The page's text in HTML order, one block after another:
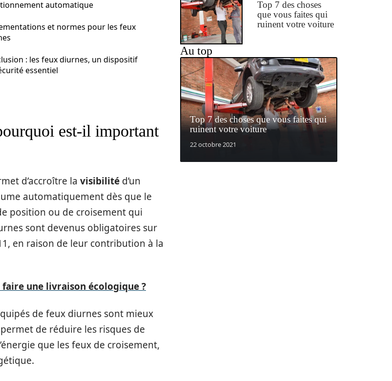
automatique
et normes pour les feux
: les feux diurnes, un dispositif
essentiel
est-il important
d’accroître la visibilité d’un
automatiquement dès que le
position ou de croisement qui
sont devenus obligatoires sur
en raison de leur contribution à la
une livraison écologique ?
de feux diurnes sont mieux
de réduire les risques de
que les feux de croisement,
Top 7 des choses
que vous faites qui
ruinent votre voiture
Au top
Top 7 des choses que vous faites qui
ruinent votre voiture
22 octobre 2021